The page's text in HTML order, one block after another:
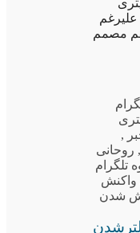
مصمم
,
, روحانی
تلگرام
واکنش
شدن